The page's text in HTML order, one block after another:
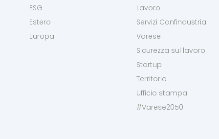
ESG
Estero
Europa
Lavoro
Servizi Confindustria
Varese
Sicurezza sul lavoro
Startup
Territorio
Ufficio stampa
#Varese2050